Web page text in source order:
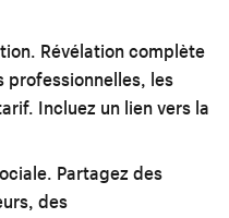
Révélation complète
professionnelles, les
Incluez un lien vers la
Partagez des
des